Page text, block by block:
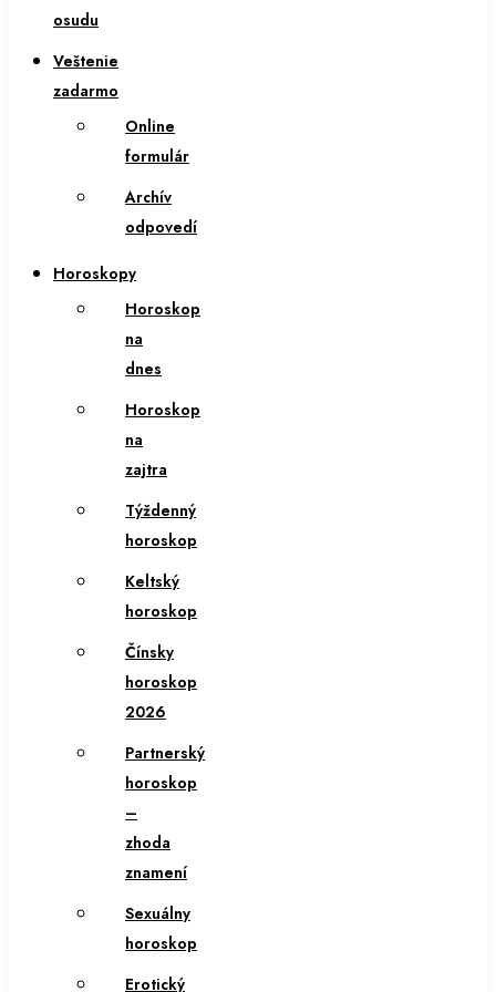
osudu
Veštenie
zadarmo
Online
formulár
Archív
odpovedí
Horoskopy
Horoskop
na
dnes
Horoskop
na
zajtra
Týždenný
horoskop
Keltský
horoskop
Čínsky
horoskop
2026
Partnerský
horoskop
–
zhoda
znamení
Sexuálny
horoskop
Erotický